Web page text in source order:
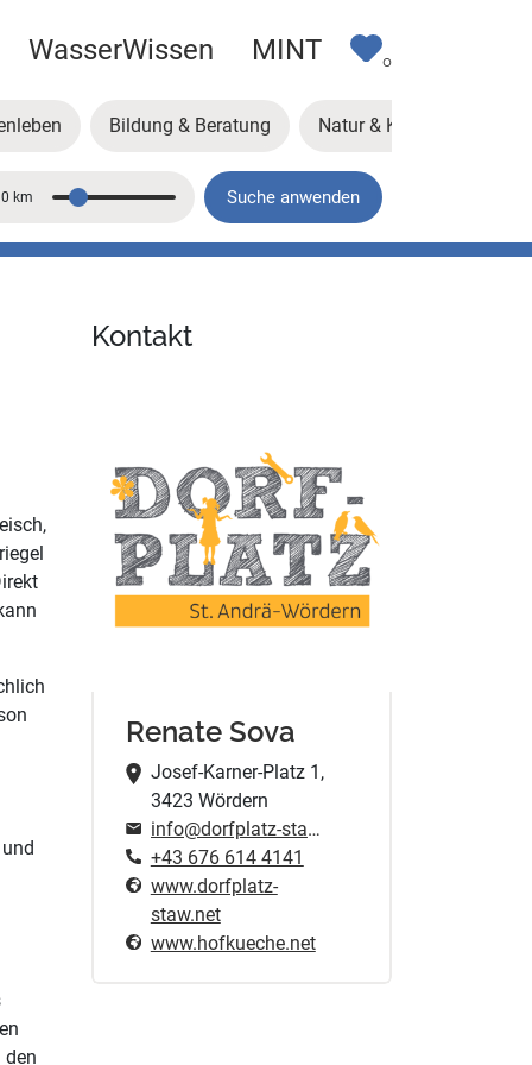
WasserWissen MINT 0
Bildung & Beratung Natur & Klima
km Suche anwenden
den
Kontakt
Renate Sova
Josef-Karner-Platz 1,
3423 Wördern
info@dorfplatz-staw.net
+43 676 614 4141
www.dorfplatz-
staw.net
www.hofkueche.net